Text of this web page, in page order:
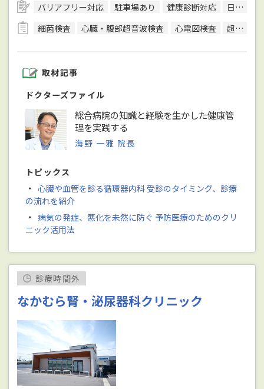
バリアフリー対応 駐車場あり 健康診断対応
日本内科学会総合内科専門医
細菌検査
心臓・腹部超音波検査 心電図検査 超音波検査
取材記事
ドクターズファイル
総合病院の知識と経験を生かした健康管
理を実践する
海野 一雅 院長
トピックス
・ 心臓や血管を診る循環器内科 受診のタイミング、診療
の流れを紹介
・ 病気の発症、悪化を未然に防ぐ 予防医療のためのクリ
ニック活用法
診療時間外
なかむら腎・泌尿器科クリニック